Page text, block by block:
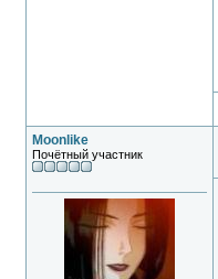
Moonlike
Почётный участник